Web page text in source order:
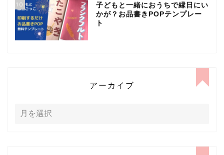
10
子どもと一緒におうちで縁日にい
かが？お品書きPOPテンプレー
ト
アーカイブ